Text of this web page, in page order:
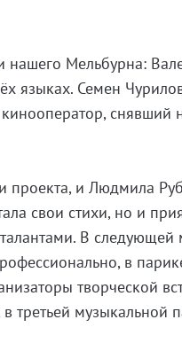
нашего Мельбурна:
языках. Семен
снявший
проекта, и Людмила
свои стихи, но и
В следующей
в
творческой
третьей музыкальной